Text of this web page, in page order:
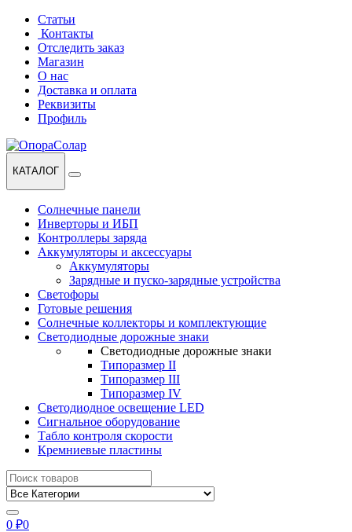
Перейти
навигации
Перейти
содержанию
Статьи
Контакты
Отследить заказ
Магазин
О нас
Доставка и оплата
Реквизиты
Профиль
КАТАЛОГ
Солнечные панели
Инверторы и ИБП
Контроллеры заряда
Аккумуляторы и аксессуары
Аккумуляторы
Зарядные и пуско-зарядные устройства
Светофоры
Готовые решения
Солнечные коллекторы и комплектующие
Светодиодные дорожные знаки
Светодиодные дорожные знаки
Типоразмер II
Типоразмер III
Типоразмер IV
Светодиодное освещение LED
Сигнальное оборудование
Табло контроля скорости
Кремниевые пластины
Найти:
0 ₽0